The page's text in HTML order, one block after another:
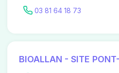
03 81 64 18 73
BIOALLAN - SITE